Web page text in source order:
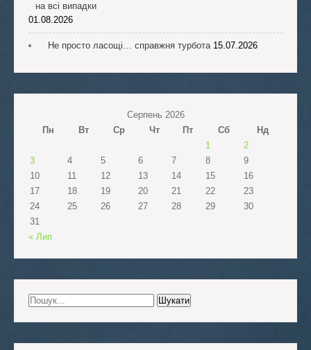
на всі випадки
01.08.2026
Не просто ласощі… справжня турбота 15.07.2026
Серпень 2026
Пн
Вт Ср Чт Пт Сб
Нд
1
2
3
4 5 6 7 8
9
10
11 12 13 14 15
16
17
18 19 20 21 22
23
24
25 26 27 28 29
30
31
« Лип